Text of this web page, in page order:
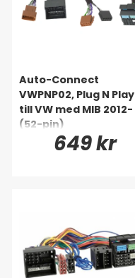
Auto-Connect
VWPNP02, Plug N Play
till VW med MIB 2012-
(52-pin)
649 kr